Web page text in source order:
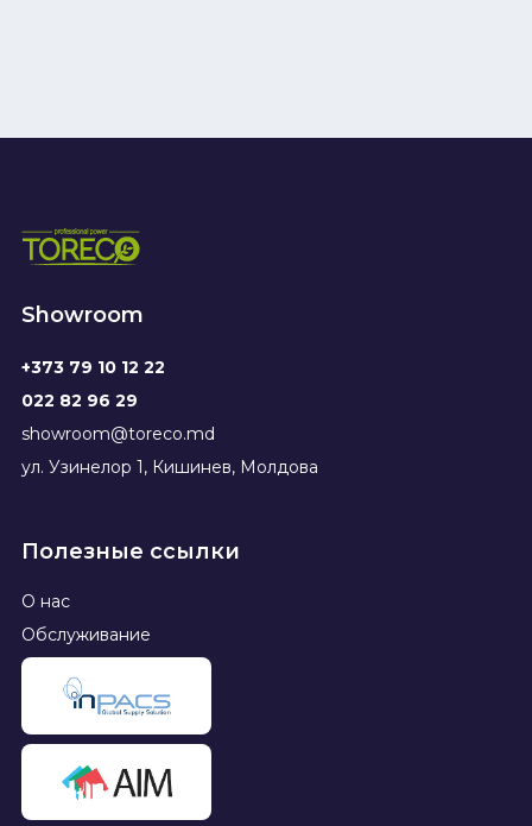
Showroom
+373 79 10 12 22
022 82 96 29
showroom@toreco.md
ул. Узинелор 1, Кишинев, Молдова
Полезные ссылки
О нас
Обслуживание